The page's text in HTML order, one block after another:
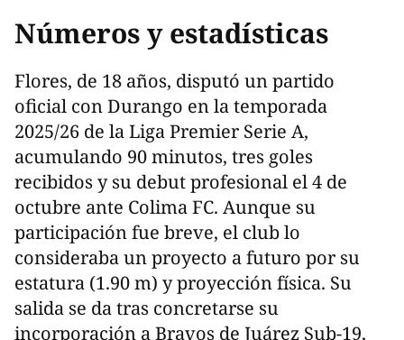
Números y estadísticas
Flores, de 18 años, disputó un partido
oficial con Durango en la temporada
2025/26 de la Liga Premier Serie A,
acumulando 90 minutos, tres goles
recibidos y su debut profesional el 4 de
octubre ante Colima FC. Aunque su
participación fue breve, el club lo
consideraba un proyecto a futuro por su
estatura (1.90 m) y proyección física. Su
salida se da tras concretarse su
incorporación a Bravos de Juárez Sub-19,